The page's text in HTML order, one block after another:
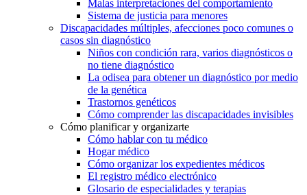
Malas interpretaciones del comportamiento
Sistema de justicia para menores
Discapacidades múltiples, afecciones poco comunes o
casos sin diagnóstico
Niños con condición rara, varios diagnósticos o
no tiene diagnóstico
La odisea para obtener un diagnóstico por medio
de la genética
Trastornos genéticos
Cómo comprender las discapacidades invisibles
Cómo planificar y organizarte
Cómo hablar con tu médico
Hogar médico
Cómo organizar los expedientes médicos
El registro médico electrónico
Glosario de especialidades y terapias